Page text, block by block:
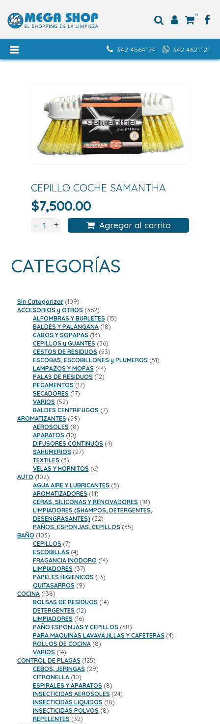
0
342 4621121
342 4564174
CEPILLO COCHE SAMANTHA
$7,500.00
- + Agregar al carrito
CATEGORÍAS
Sin Categorizar 109109
productos
ACCESORIOS y OTROS 362362
productos
ALFOMBRAS Y BURLETES 1515
BALDES Y PALANGANA 1818
CABOS Y SOPAPAS 1313
productos
CEPILLOS y GUANTES 5656
productos
CESTOS DE RESIDUOS 5353
productos
ESCOBAS, ESCOBILLONES y PLUMEROS 5151
LAMPAZOS Y MOPAS 4444
productos
PALAS DE RESIDUOS 1212
PEGAMENTOS 1717
SECADORES 1717
VARIOS 5252
productos
BALDES CENTRIFUGOS 77
AROMATIZANTES 5959
productos
AEROSOLES 88
productos
APARATOS 1010
productos
DIFUSORES CONTINUOS 44
SAHUMERIOS 2727
TEXTILES 33
productos
VELAS Y HORNITOS 66
AUTO 102102
productos
AGUA AIRE Y LUBRICANTES 55
AROMATIZADORES 1414
productos
CERAS, SILICONAS Y RENOVADORES 1818
productos
LIMPIADORES (SHAMPOS, DETERGENTES,
DESENGRASANTES) 3232
productos
PAÑOS, ESPONJAS, CEPILLOS 3535
BAÑO 103103
productos
CEPILLOS 77
productos
ESCOBILLAS 44
productos
FRAGANCIA INODORO 1414
LIMPIADORES 3737
productos
PAPELES HIGIENICOS 1313
QUITASARROS 99
COCINA 138138
productos
BOLSAS DE RESIDUOS 1414
DETERGENTES 1212
productos
LIMPIADORES 1616
productos
PAÑO ESPONJAS Y CEPILLOS 5858
productos
PARA MAQUINAS LAVAVAJILLAS Y CAFETERAS 44
ROLLOS DE COCINA 88
VARIOS 1414
productos
CONTROL DE PLAGAS 125125
productos
CEBOS, JERINGAS 2929
CITRONELLA 1010
productos
ESPIRALES Y APARATOS 88
productos
INSECTICIDAS AEROSOLES 2424
INSECTICIDAS LIQUIDOS 1818
INSECTICIDAS POLVOS 88
REPELENTES 3232